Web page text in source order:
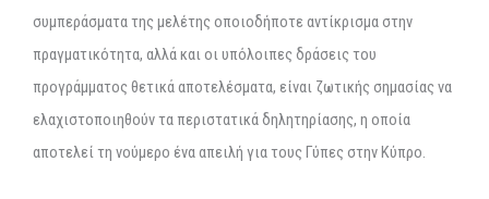
συμπεράσματα της μελέτης οποιοδήποτε αντίκρισμα στην
πραγματικότητα, αλλά και οι υπόλοιπες δράσεις του
προγράμματος θετικά αποτελέσματα, είναι ζωτικής σημασίας να
ελαχιστοποιηθούν τα περιστατικά δηλητηρίασης, η οποία
αποτελεί τη νούμερο ένα απειλή για τους Γύπες στην Κύπρο.